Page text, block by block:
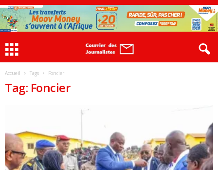
Accueil Tags Foncier
Tag: Foncier